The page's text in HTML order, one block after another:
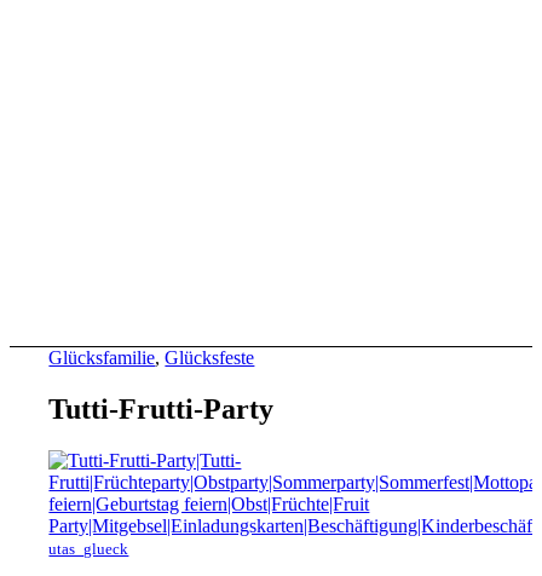
Glücksfamilie,Glücksfeste
Tutti-Frutti-Party
utas_glueck